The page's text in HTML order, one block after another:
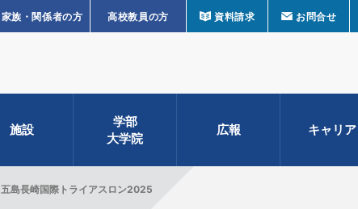
家族・関係者の方 高校教員の方 資料請求 お問合せ
施設
学部
大学院
広報 キャリア
五島長崎国際トライアスロン2025